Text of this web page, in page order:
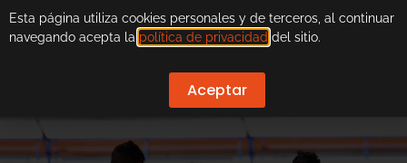
Esta página utiliza cookies personales y de terceros, al continuar
navegando acepta la política de privacidad del sitio.
Aceptar